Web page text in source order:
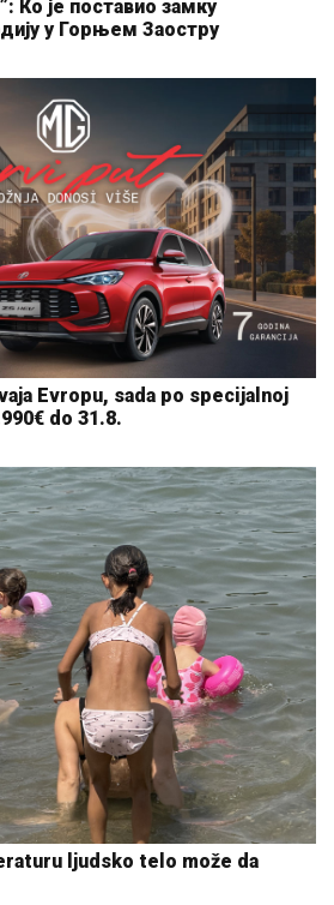
Evropu, sada po specijalnoj
do 31.8.
ljudsko telo može da